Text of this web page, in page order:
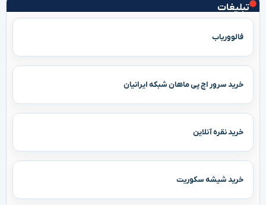
تبلیغات
فالووریاب
خرید سرور اچ پی ماهان شبکه ایرانیان
خرید نقره آنلاین
خرید شیشه سکوریت